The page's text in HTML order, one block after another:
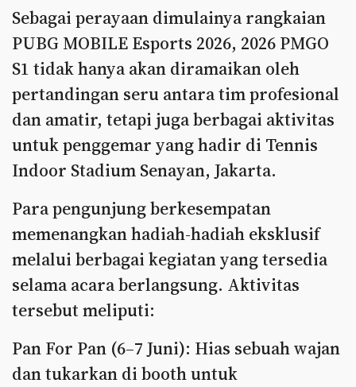
Sebagai perayaan dimulainya rangkaian
PUBG MOBILE Esports 2026, 2026 PMGO
S1 tidak hanya akan diramaikan oleh
pertandingan seru antara tim profesional
dan amatir, tetapi juga berbagai aktivitas
untuk penggemar yang hadir di Tennis
Indoor Stadium Senayan, Jakarta.
Para pengunjung berkesempatan
memenangkan hadiah-hadiah eksklusif
melalui berbagai kegiatan yang tersedia
selama acara berlangsung. Aktivitas
tersebut meliputi:
Pan For Pan (6–7 Juni): Hias sebuah wajan
dan tukarkan di booth untuk